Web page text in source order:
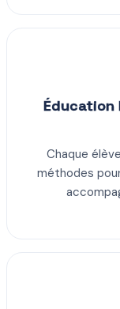
Éducation
Chaque
méthodes